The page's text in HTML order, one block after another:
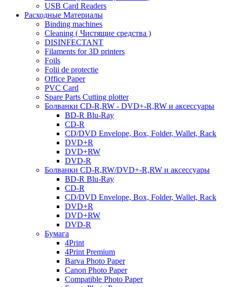
USB Card Readers
Расходные Материалы
Binding machines
Cleaning ( Чистящие средства )
DISINFECTANT
Filaments for 3D printers
Foils
Folii de protectie
Office Paper
PVC Card
Spare Parts Cutting plotter
Болванки CD-R,RW - DVD+-R,RW и аксессуары
BD-R Blu-Ray
CD-R
CD/DVD Envelope, Box, Folder, Wallet, Rack
DVD+R
DVD+RW
DVD-R
Болванки CD-R,RW/DVD+-R,RW и аксессуары
BD-R Blu-Ray
CD-R
CD/DVD Envelope, Box, Folder, Wallet, Rack
DVD+R
DVD+RW
DVD-R
Бумага
4Print
4Print Premium
Barva Photo Paper
Canon Photo Paper
Compatible Photo Paper